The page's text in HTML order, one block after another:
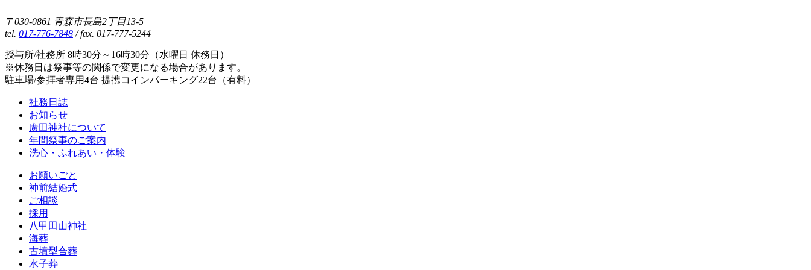
〒030-0861 青森市長島2丁目13-5
tel. 017-776-7848 / fax. 017-777-5244
授与所/社務所 8時30分～16時30分（水曜日 休務日）
※休務日は祭事等の関係で変更になる場合があります。
駐車場/参拝者専用4台 提携コインパーキング22台（有料）
社務日誌
お知らせ
廣田神社について
年間祭事のご案内
洗心・ふれあい・体験
お願いごと
神前結婚式
ご相談
採用
八甲田山神社
海葬
古墳型合葬
水子葬